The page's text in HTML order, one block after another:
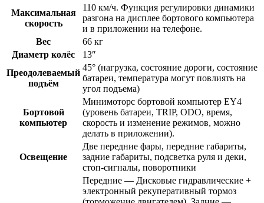
Максимальная
скорость
110 км/ч. Функция регулировки динамики
разгона на дисплее бортового компьютера
и в приложении на телефоне.
Вес
66 кг
Диаметр колёс
13″
Преодолеваемый
подъём
45° (нагрузка, состояние дороги, состояние
батареи, температура могут повлиять на
угол подъема)
Бортовой
компьютер
Минимоторс бортовой компьютер EY4
(уровень батареи, TRIP, ODO, время,
скорость и изменение режимов, можно
делать в приложении).
Освещение
Две передние фары, передние габариты,
задние габариты, подсветка руля и деки,
стоп-сигналы, поворотники
Передние — Дисковые гидравлические +
электронный рекуперативный тормоз